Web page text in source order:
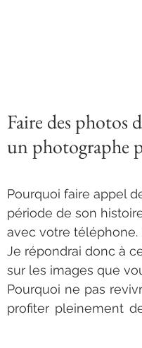
Faire des photos
un photographe
Pourquoi faire appel
période de son
avec votre téléphone.
Je répondrai donc à
sur les images que
Pourquoi ne pas
profiter pleinement